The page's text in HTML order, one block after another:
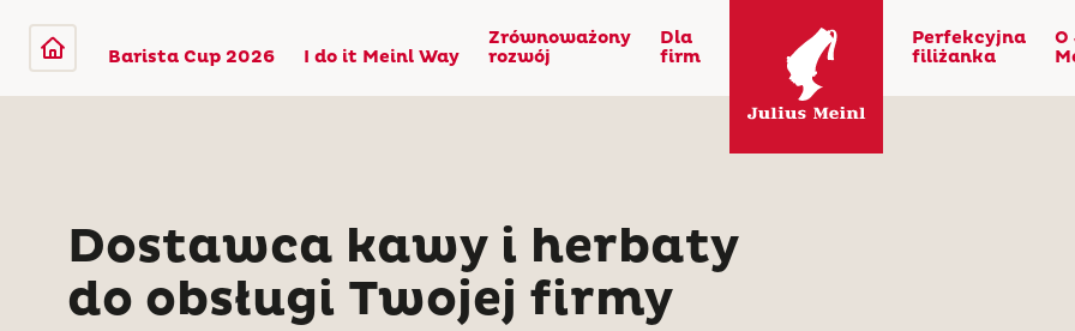
Barista Cup 2026 I do it Meinl Way
Zrównoważony
rozwój
Dla
firm
Perfekcyjna
filiżanka
O
Dostawca kawy i herbaty
do obsługi Twojej firmy